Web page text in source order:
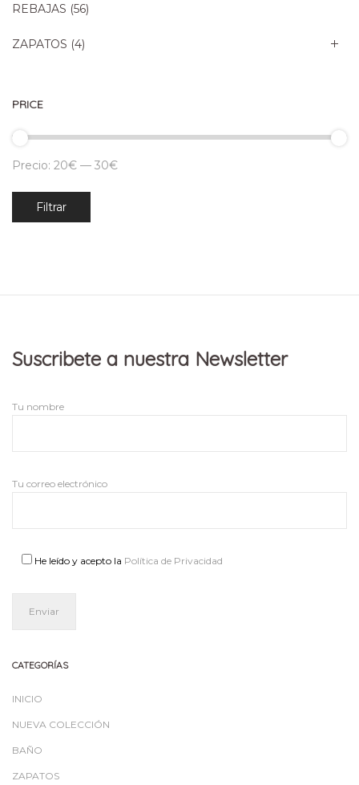
REBAJAS (56)
ZAPATOS (4)
PRICE
Precio
mínimo
Precio
máximo
Filtrar
Precio: 20€ — 30€
Suscribete a nuestra Newsletter
Tu nombre
Tu correo electrónico
He leído y acepto la Política de Privacidad
CATEGORÍAS
INICIO
NUEVA COLECCIÓN
BAÑO
ZAPATOS